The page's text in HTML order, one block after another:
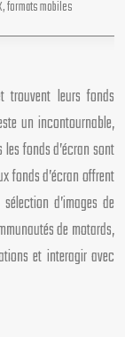
formats mobiles
trouvent leurs fonds
un incontournable,
fonds d’écran sont
fonds d’écran offrent
d’images de
de motards,
et interagir avec